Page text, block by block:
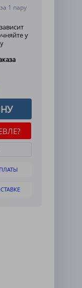
за 1 пару
у